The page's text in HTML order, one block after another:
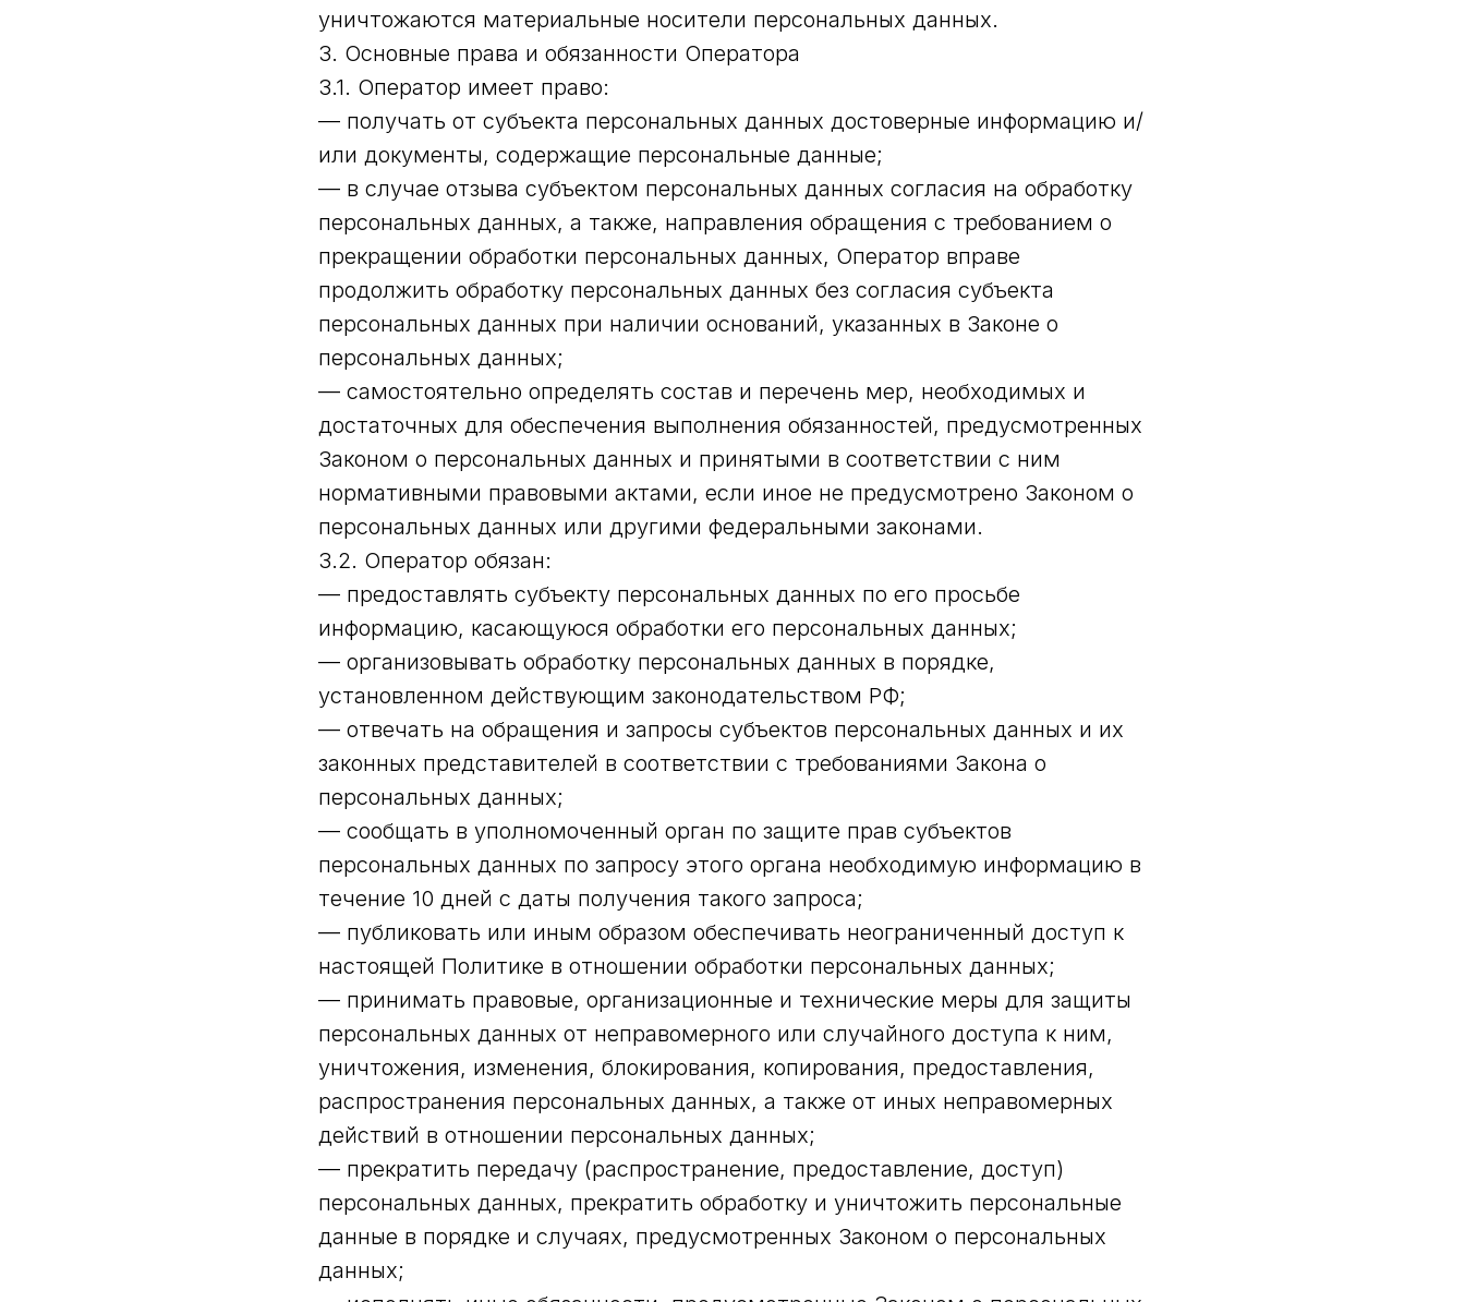
уничтожаются материальные носители персональных данных.
3. Основные права и обязанности Оператора
3.1. Оператор имеет право:
— получать от субъекта персональных данных достоверные информацию и/
или документы, содержащие персональные данные;
— в случае отзыва субъектом персональных данных согласия на обработку
персональных данных, а также, направления обращения с требованием о
прекращении обработки персональных данных, Оператор вправе
продолжить обработку персональных данных без согласия субъекта
персональных данных при наличии оснований, указанных в Законе о
персональных данных;
— самостоятельно определять состав и перечень мер, необходимых и
достаточных для обеспечения выполнения обязанностей, предусмотренных
Законом о персональных данных и принятыми в соответствии с ним
нормативными правовыми актами, если иное не предусмотрено Законом о
персональных данных или другими федеральными законами.
3.2. Оператор обязан:
— предоставлять субъекту персональных данных по его просьбе
информацию, касающуюся обработки его персональных данных;
— организовывать обработку персональных данных в порядке,
установленном действующим законодательством РФ;
— отвечать на обращения и запросы субъектов персональных данных и их
законных представителей в соответствии с требованиями Закона о
персональных данных;
— сообщать в уполномоченный орган по защите прав субъектов
персональных данных по запросу этого органа необходимую информацию в
течение 10 дней с даты получения такого запроса;
— публиковать или иным образом обеспечивать неограниченный доступ к
настоящей Политике в отношении обработки персональных данных;
— принимать правовые, организационные и технические меры для защиты
персональных данных от неправомерного или случайного доступа к ним,
уничтожения, изменения, блокирования, копирования, предоставления,
распространения персональных данных, а также от иных неправомерных
действий в отношении персональных данных;
— прекратить передачу (распространение, предоставление, доступ)
персональных данных, прекратить обработку и уничтожить персональные
данные в порядке и случаях, предусмотренных Законом о персональных
данных;